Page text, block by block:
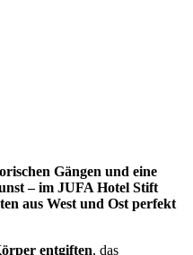
Gängen und eine
– im JUFA Hotel Stift
aus West und Ost perfekt
entgiften, das